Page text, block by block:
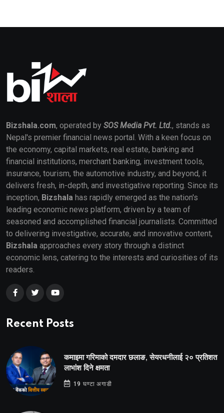
Bizshala.com, operated by SOS Media Pvt. Ltd., stands as
Nepal's premier financial news portal. With a keen focus on
the economy, capital markets, real estate, banking and
financial institutions, merchant banking, investment tools,
insurance, tourism, the automotive industry, and beyond, it
delivers fresh, in-depth, and investigative reporting. Since its
inception, Bizshala has rapidly emerged as the nation's
leading economic news platform, driven by a team of
seasoned and accomplished financial journalists. Committed
to delivering investigative, accurate, and innovative content,
Bizshala approaches every story through a distinct
economic lens, catering to the interests and curiosities of its
readers.
Recent Posts
कमाइमा गरिमाको दमदार छलाङ, सेयरधनीलाई २० प्रतिशत
लाभांश दिने क्षमता
19 घण्टा अगाडी